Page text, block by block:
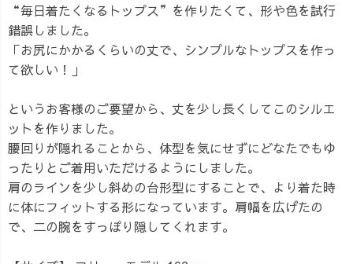
“毎日着たくなるトップス”を作りたくて、形や色を試行
錯誤しました。
「お尻にかかるくらいの丈で、シンプルなトップスを作っ
て欲しい！」
というお客様のご要望から、丈を少し長くしてこのシルエ
ットを作りました。
腰回りが隠れることから、体型を気にせずにどなたでもゆ
ったりとご着用いただけるようにしました。
肩のラインを少し斜めの台形型にすることで、より着た時
に体にフィットする形になっています。肩幅を広げたの
で、二の腕をすっぽり隠してくれます。